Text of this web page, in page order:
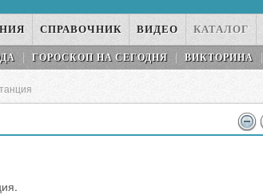
СПРАВОЧНИК ВИДЕО КАТАЛОГ
ГОРОСКОП НA СEГОДНЯ ВИКТОРИНА